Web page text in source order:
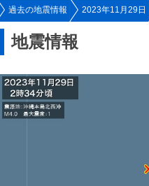
過去の地震情報 2023年11月29日
地震情報